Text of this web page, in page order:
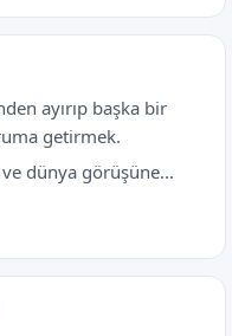
ayırıp başka bir
getirmek.
dünya görüşüne...